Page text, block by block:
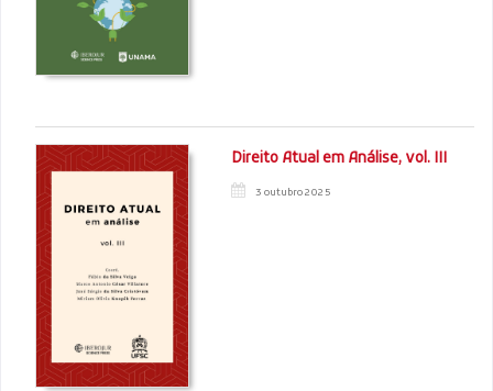
Direito Atual em Análise, vol. III
3 outubro 2025